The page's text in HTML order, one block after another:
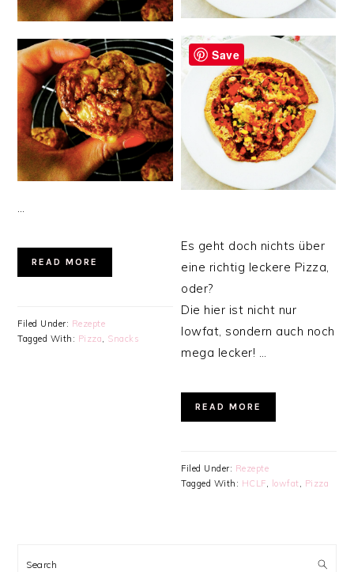
…
READ MORE
Filed Under: Rezepte
Tagged With: Pizza, Snacks
Es geht doch nichts über
eine richtig leckere Pizza,
oder?
Die hier ist nicht nur
lowfat, sondern auch noch
mega lecker! …
READ MORE
Filed Under: Rezepte
Tagged With: HCLF, lowfat, Pizza
SIDEBAR
Search
Save